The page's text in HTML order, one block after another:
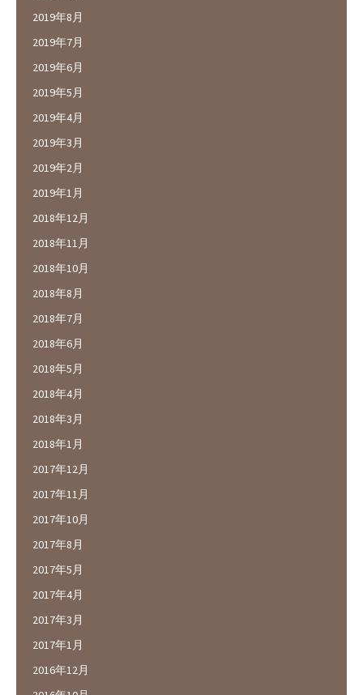
2019年8月
2019年7月
2019年6月
2019年5月
2019年4月
2019年3月
2019年2月
2019年1月
2018年12月
2018年11月
2018年10月
2018年8月
2018年7月
2018年6月
2018年5月
2018年4月
2018年3月
2018年1月
2017年12月
2017年11月
2017年10月
2017年8月
2017年5月
2017年4月
2017年3月
2017年1月
2016年12月